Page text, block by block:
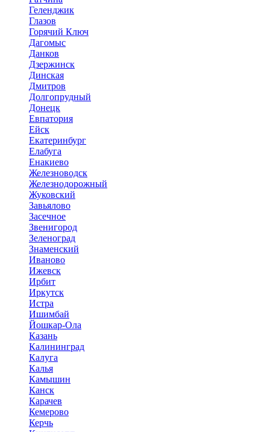
Геленджик
Глазов
Горячий Ключ
Дагомыс
Данков
Дзержинск
Динская
Дмитров
Долгопрудный
Донецк
Евпатория
Ейск
Екатеринбург
Елабуга
Енакиево
Железноводск
Железнодорожный
Жуковский
Завьялово
Засечное
Звенигород
Зеленоград
Знаменский
Иваново
Ижевск
Ирбит
Иркутск
Истра
Ишимбай
Йошкар-Ола
Казань
Калининград
Калуга
Калья
Камышин
Канск
Карачев
Кемерово
Керчь